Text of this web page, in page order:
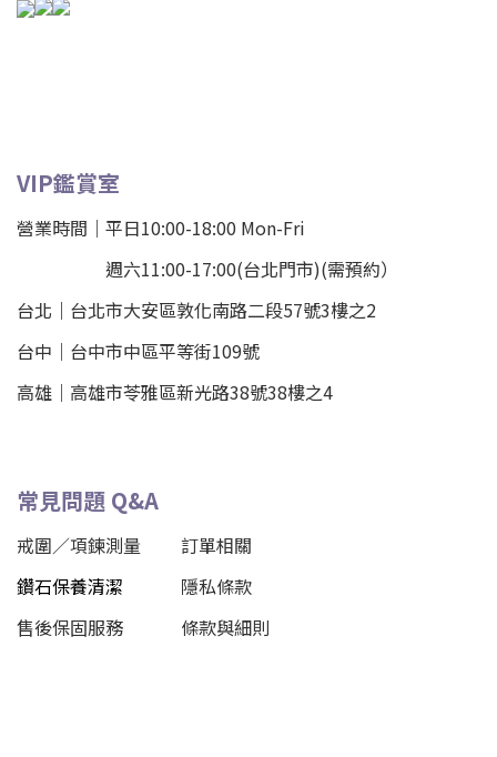
VIP鑑賞室
營業時間｜平日10:00-18:00 Mon-Fri
週六11:00-17:00(台北門市)(需預約）
台北 ｜ 台北市大安區敦化南路二段57號3樓之2
台中｜ 台中市中區平等街109號
高雄｜ 高雄市苓雅區新光路38號38樓之4
常見問題 Q&A
戒圍／項鍊測量
訂單相關
鑽石保養清潔
隱私條款
售後保固服務
條款與細則